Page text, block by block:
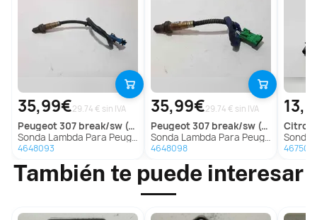
35,99€29.74 € sin IVA
peugeot307 break/sw (s2)
Sonda Lambda Para Peugeot 307 Break/Sw
4648093
35,99€29.74 € sin IVA
peugeot307 break/sw (s2)
Sonda Lambda Para Peugeot 307 Break/Sw
4648098
Sonda
También te puede interesar